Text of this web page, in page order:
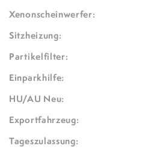
Xenonscheinwerfer:
Sitzheizung:
Partikelfilter:
Einparkhilfe:
HU/AU Neu:
Exportfahrzeug:
Tageszulassung: